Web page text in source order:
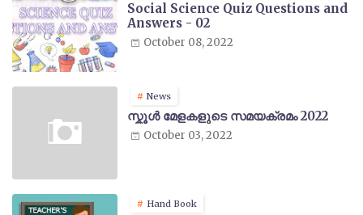
Social Science Quiz Questions and
Answers - 02
October 08, 2022
News
സ്കൂൾ മേളകളുടെ സമയക്രമം 2022
October 03, 2022
Hand Book